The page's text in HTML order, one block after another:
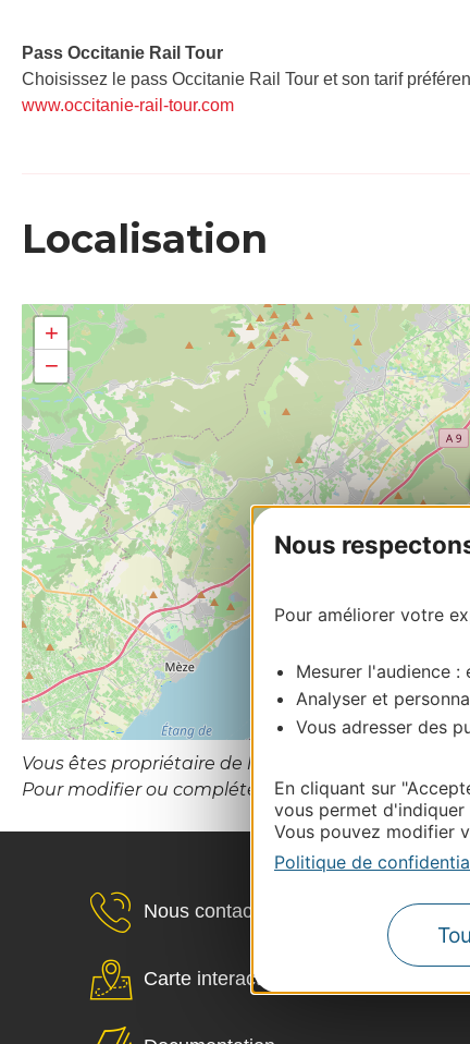
Nous
Pour améliorer votre
Mesurer l'audience
Analyser et
Vous adresser des
En cliquant sur
vous permet
Vous pouvez modifier
Politique de
Pass Occitanie Rail Tour​
Choisissez le pass Occitanie Rail Tour et son tarif
www.occitanie-rail-tour.com
Localisation
+
−
Vous êtes propriétaire de l’établissement ou le
Pour modifier ou compléter cette fiche, merci de
Nous contacter
Carte interactive